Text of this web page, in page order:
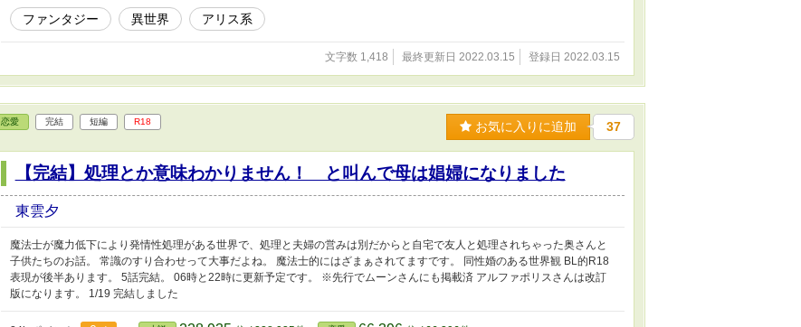
ファンタジー 異世界 アリス系
文字数 1,418 最終更新日 2022.03.15 登録日 2022.03.15
恋愛 完結 短編 R18 お気に入りに追加 37
【完結】処理とか意味わかりません！ と叫んで母は娼婦になりました
東雲夕
魔法士が魔力低下により発情性処理がある世界で、処理と夫婦の営みは別だからと自宅で友人と処理されちゃった奥さんと
子供たちのお話。 常識のすり合わせって大事だよね。 魔法士的にはざまぁされてますです。 同性婚のある世界観 BL的R18
表現が後半あります。 5話完結。 06時と22時に更新予定です。 ※先行でムーンさんにも掲載済 アルファポリスさんは改訂
版になります。 1/19 完結しました